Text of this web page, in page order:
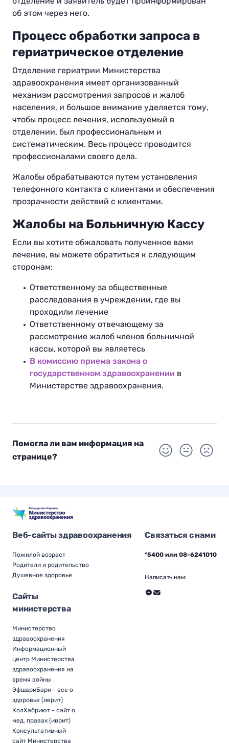
об этом через него.
Процесс обработки запроса в
гериатрическое отделение
Отделение гериатрии Министерства
здравоохранения имеет организованный
механизм рассмотрения запросов и жалоб
населения, и большое внимание уделяется тому,
чтобы процесс лечения, используемый в
отделении, был профессиональным и
систематическим. Весь процесс проводится
профессионалами своего дела.
Жалобы обрабатываются путем установления
телефонного контакта с клиентами и обеспечения
прозрачности действий с клиентами.
Жалобы на Больничную Кассу
Если вы хотите обжаловать полученное вами
лечение, вы можете обратиться к следующим
сторонам:
Ответственному за общественные
расследования в учреждении, где вы
проходили лечение
Ответственному отвечающему за
рассмотрение жалоб членов больничной
кассы, которой вы являетесь
В комиссию приема закона о
государственном здравоохранении в
Министерстве здравоохранения.
Помогла ли вам информация на
странице?
Веб-сайты здравоохранения
Пожилой возраст
Родители и родительство
Душевное здоровье
Сайты
министерства
Министерство
здравоохранения
Информационный
центр Министерства
здравоохранения на
время войны
ЭфшариБари - все о
здоровье (иврит)
КолХабриют - сайт о
мед. правах (иврит)
Консультативный
сайт Министерства
Связаться с нами
*5400 или 08-6241010
Написать нам: